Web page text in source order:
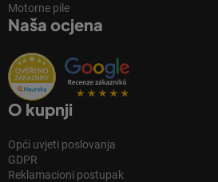
Motorne pile
Naša ocjena
O kupnji
Opći uvjeti poslovanja
GDPR
Reklamacioni postupak